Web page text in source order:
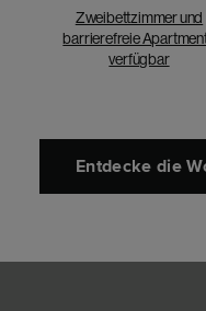
Zweibettzimmer und
barrierefreie
verfügbar
Entdecke die